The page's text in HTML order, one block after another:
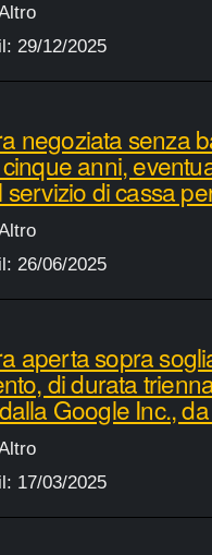
29/12/2025
negoziata senza
anni,
di cassa
26/06/2025
aperta sopra
di durata
Google Inc.,
17/03/2025